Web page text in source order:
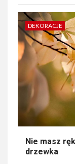
DEKORACJE
Nie masz
drzewka